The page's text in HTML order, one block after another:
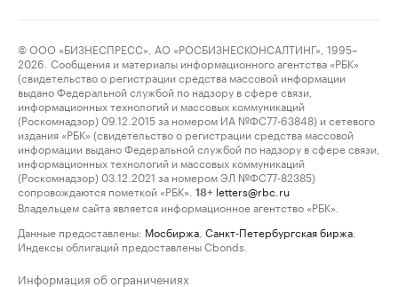
© ООО «БИЗНЕСПРЕСС», АО «РОСБИЗНЕСКОНСАЛТИНГ», 1995–
2026. Сообщения и материалы информационного агентства «РБК»
(свидетельство о регистрации средства массовой информации
выдано Федеральной службой по надзору в сфере связи,
информационных технологий и массовых коммуникаций
(Роскомнадзор) 09.12.2015 за номером ИА №ФС77-63848) и сетевого
издания «РБК» (свидетельство о регистрации средства массовой
информации выдано Федеральной службой по надзору в сфере связи,
информационных технологий и массовых коммуникаций
(Роскомнадзор) 03.12.2021 за номером ЭЛ №ФС77-82385)
сопровождаются пометкой «РБК».
18+ letters@rbc.ru
Владельцем сайта является информационное агентство «РБК».
Данные предоставлены: Мосбиржа Санкт-Петербургская биржа
Индексы облигаций предоставлены Cbonds.
Информация об ограничениях